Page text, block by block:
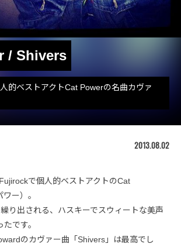
/ Shivers
的ベストアクトCat Powerの名曲カヴァ
2013.08.02
で個人的ベストアクトのCat
ー）。
り出される、ハスキーでスウィートな美声
です。
のカヴァー曲「Shivers」は最高でし